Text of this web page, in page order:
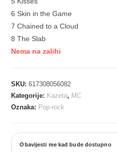
6 Skin in the Game
7 Chained to a Cloud
8 The Slab
Nema na zalihi
SKU:617308056082
Kategorije: Kazeta, MC
Oznaka: Pop-rock
Obavijesti me kad bude dostupno